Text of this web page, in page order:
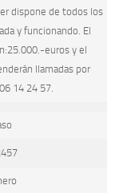
dispone de todos los
y funcionando. El
euros y el
llamadas por
14 24 57.